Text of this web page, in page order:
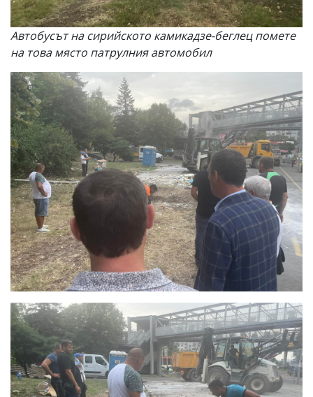
Автобусът на сирийското камикадзе-беглец помете
на това място патрулния автомобил